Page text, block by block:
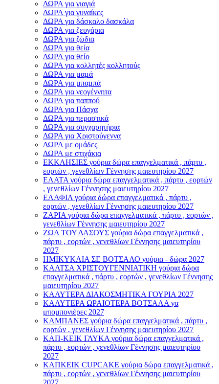
ΔΩΡΑ για γιαγιά
ΔΩΡΑ για γυναίκες
ΔΩΡΑ για δάσκαλο δασκάλα
ΔΩΡΑ για ζευγάρια
ΔΩΡΑ για ζώδια
ΔΩΡΑ για θεία
ΔΩΡΑ για θείο
ΔΩΡΑ για κολλητές κολλητούς
ΔΩΡΑ για μαμά
ΔΩΡΑ για μπαμπά
ΔΩΡΑ για νεογέννητα
ΔΩΡΑ για παππού
ΔΩΡΑ για Πάσχα
ΔΩΡΑ για περαστικά
ΔΩΡΑ για συγχαρητήρια
ΔΩΡΑ για Χριστούγεννα
ΔΩΡΑ με ομάδες
ΔΩΡΑ με στιχάκια
ΕΚΚΛΗΣΙΕΣ γούρια δώρα επαγγελματικά , πάρτυ ,
εορτών , γενεθλίων Γέννησης μαιευτηρίου 2027
ΕΛΑΤΑ γούρια δώρα επαγγελματικά , πάρτυ , εορτών
, γενεθλίων Γέννησης μαιευτηρίου 2027
ΕΛΑΦΙΑ γούρια δώρα επαγγελματικά , πάρτυ ,
εορτών , γενεθλίων Γέννησης μαιευτηρίου 2027
ΖΑΡΙΑ γούρια δώρα επαγγελματικά , πάρτυ , εορτών ,
γενεθλίων Γέννησης μαιευτηρίου 2027
ΖΩΑ ΤΟΥ ΔΑΣΟΥΣ γούρια δώρα επαγγελματικά ,
πάρτυ , εορτών , γενεθλίων Γέννησης μαιευτηρίου
2027
ΗΜΙΚΥΚΛΙΑ ΣΕ ΒΟΤΣΑΛΟ γούρια - δώρα 2027
ΚΑΛΤΣΑ ΧΡΙΣΤΟΥΓΕΝΝΙΑΤΙΚΗ γούρια δώρα
επαγγελματικά , πάρτυ , εορτών , γενεθλίων Γέννησης
μαιευτηρίου 2027
ΚΑΛΥΤΕΡΑ ΔΙΑΚΟΣΜΗΤΙΚΑ ΓΟΥΡΙΑ 2027
ΚΑΛΥΤΕΡΑ ΩΡΑΙΟΤΕΡΑ ΒΟΤΣΑΛΑ γα
μπομπονιέρες 2027
ΚΑΜΠΑΝΕΣ γούρια δώρα επαγγελματικά , πάρτυ ,
εορτών , γενεθλίων Γέννησης μαιευτηρίου 2027
ΚΑΠ-ΚΕΙΚ ΓΛΥΚΑ γούρια δώρα επαγγελματικά ,
πάρτυ , εορτών , γενεθλίων Γέννησης μαιευτηρίου
2027
ΚΑΠΚΕΙΚ CUPCAKE γούρια δώρα επαγγελματικά ,
πάρτυ , εορτών , γενεθλίων Γέννησης μαιευτηρίου
2027